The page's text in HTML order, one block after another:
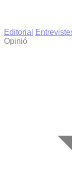
Editorial
Opinió